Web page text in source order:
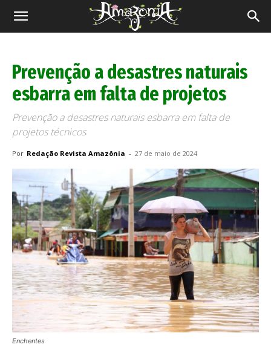
Revista
Prevenção a desastres naturais
esbarra em falta de projetos
Prevenção a desastres naturais esbarra em falta de
projetos técnicos
Por Redação Revista Amazônia - 27 de maio de 2024
Enchentes